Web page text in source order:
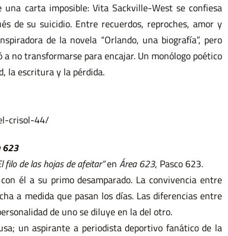
carta imposible: Vita Sackville-West se confiesa
de su suicidio. Entre recuerdos, reproches, amor y
de la novela “Orlando, una biografía”, pero
no transformarse para encajar. Un monólogo poético
la escritura y la pérdida.
crisol-44/
623
filo de las hojas de afeitar”en Área 623, Pasco 623.
él a su primo desamparado. La convivencia entre
a medida que pasan los días. Las diferencias entre
de uno se diluye en la del otro.
un aspirante a periodista deportivo fanático de la